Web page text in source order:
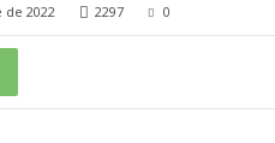
2022 2297 0